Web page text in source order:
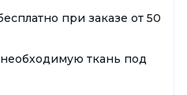
при заказе от 50
ткань под